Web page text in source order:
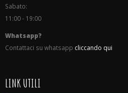
Sabato:
11:00 - 19:00
Whatsapp?
Contattaci su whatsapp cliccando qui
LINK UTILI